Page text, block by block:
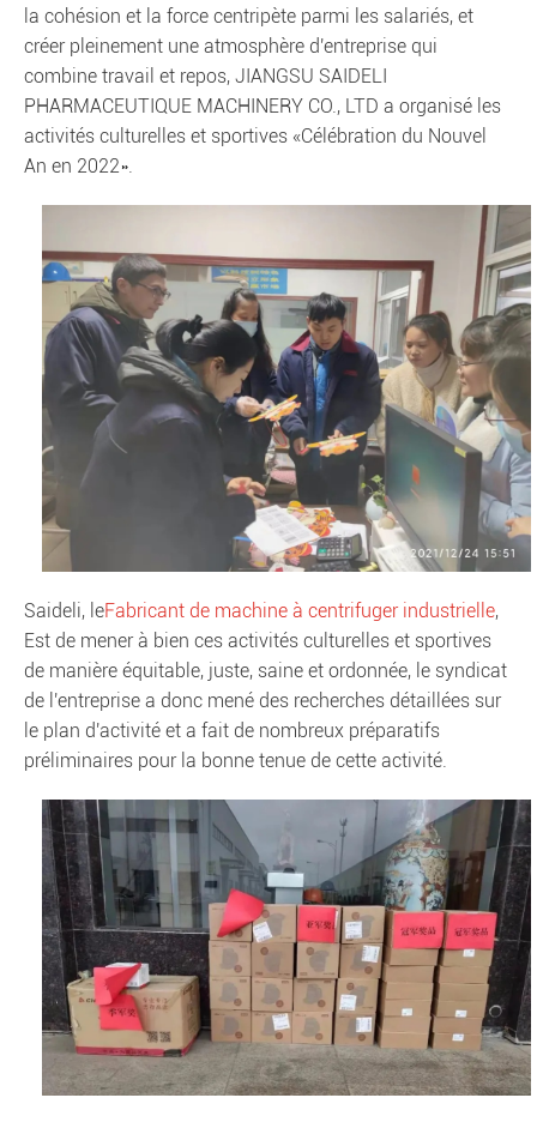
la cohésion et la force centripète parmi les salariés, et
créer pleinement une atmosphère d'entreprise qui
combine travail et repos, JIANGSU SAIDELI
PHARMACEUTIQUE MACHINERY CO., LTD a organisé les
activités culturelles et sportives «Célébration du Nouvel
An en 2022».
Saideli, leFabricant de machine à centrifuger industrielle,
Est de mener à bien ces activités culturelles et sportives
de manière équitable, juste, saine et ordonnée, le syndicat
de l'entreprise a donc mené des recherches détaillées sur
le plan d'activité et a fait de nombreux préparatifs
préliminaires pour la bonne tenue de cette activité.